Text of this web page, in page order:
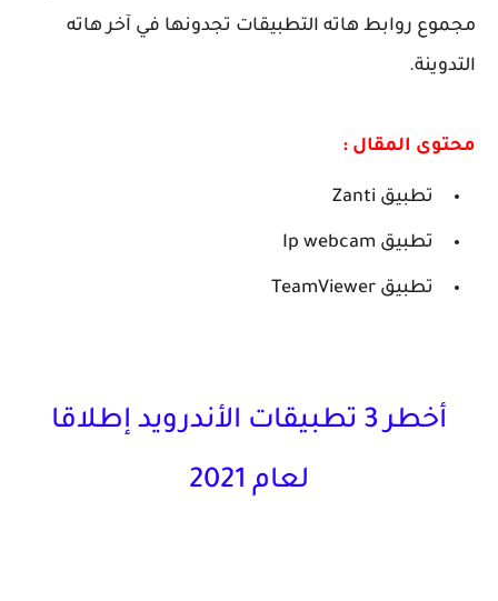
مجموع روابط هاته التطبيقات تجدونها في آخر هاته
التدوينة.
محتوى المقال :
تطبيق Zanti
تطبيق Ip webcam
تطبيق TeamViewer
أخطر 3 تطبيقات الأندرويد إطلاقا
لعام 2021